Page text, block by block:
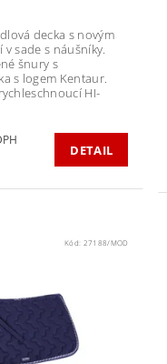
decka s novým
sade s náušníky.
šnury s
s logem Kentaur.
HI-
DPH
DETAIL
Kód: 27188/MOD